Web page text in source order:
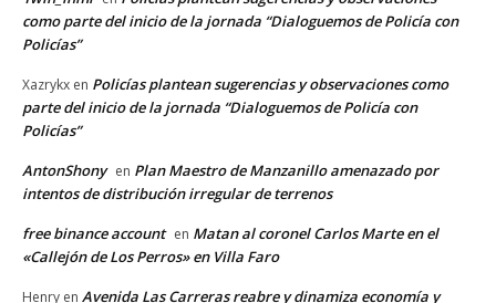
como parte del inicio de la jornada “Dialoguemos de Policía con
Policías”
Xazrykx en Policías plantean sugerencias y observaciones como
parte del inicio de la jornada “Dialoguemos de Policía con
Policías”
AntonShony en Plan Maestro de Manzanillo amenazado por
intentos de distribución irregular de terrenos
free binance account en Matan al coronel Carlos Marte en el
«Callejón de Los Perros» en Villa Faro
Henry en Avenida Las Carreras reabre y dinamiza economía y